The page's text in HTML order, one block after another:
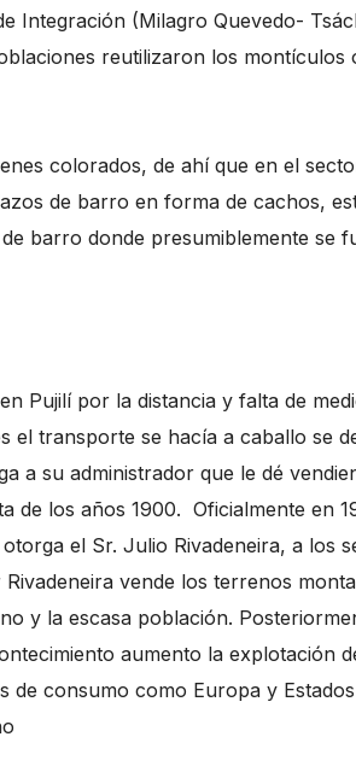
Integración (Milagro Quevedo-
reutilizaron los montículos
colorados, de ahí que en el
de barro en forma de cachos,
barro donde presumiblemente se
Pujilí por la distancia y falta de
transporte se hacía a caballo se
a su administrador que le dé
de los años 1900. Oficialmente en
el Sr. Julio Rivadeneira, a los
vende los terrenos
y la escasa población.
aumento la explotación
de consumo como Europa y